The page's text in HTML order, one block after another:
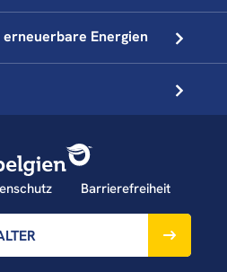
erneuerbare Energien
Barrierefreiheit